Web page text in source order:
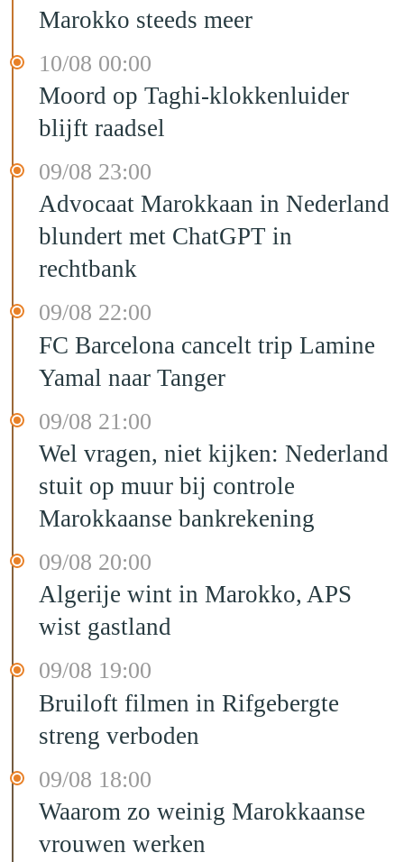
Marokko steeds meer
10/08 00:00
Moord op Taghi-klokkenluider
blijft raadsel
09/08 23:00
Advocaat Marokkaan in Nederland
blundert met ChatGPT in
rechtbank
09/08 22:00
FC Barcelona cancelt trip Lamine
Yamal naar Tanger
09/08 21:00
Wel vragen, niet kijken: Nederland
stuit op muur bij controle
Marokkaanse bankrekening
09/08 20:00
Algerije wint in Marokko, APS
wist gastland
09/08 19:00
Bruiloft filmen in Rifgebergte
streng verboden
09/08 18:00
Waarom zo weinig Marokkaanse
vrouwen werken